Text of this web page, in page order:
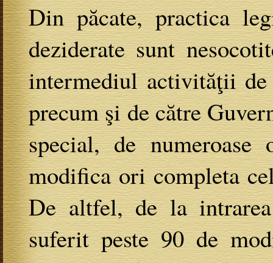
Din păcate, practica
deziderate sunt
intermediul activităţii de
precum şi de către
special, de numeroase
modifica ori completa
De altfel, de la
suferit peste 90 de